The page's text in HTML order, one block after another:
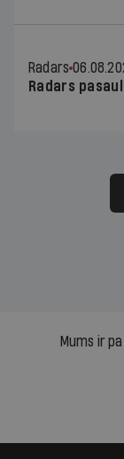
Radars
Radars
Mums ir